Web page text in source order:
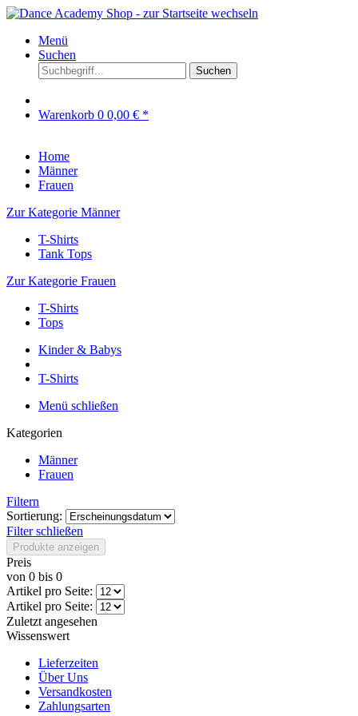
Menü
Suchen
Suchen
Warenkorb 0 0,00 € *
Home
Männer
Frauen
Zur Kategorie Männer
T-Shirts
Tank Tops
Zur Kategorie Frauen
T-Shirts
Tops
Kinder & Babys
T-Shirts
Menü schließen
Kategorien
Männer
Frauen
Filtern
Sortierung:
Filter schließen
Produkte anzeigen
Preis
von 0 bis 0
Artikel pro Seite:
Artikel pro Seite:
Zuletzt angesehen
Wissenswert
Lieferzeiten
Über Uns
Versandkosten
Zahlungsarten